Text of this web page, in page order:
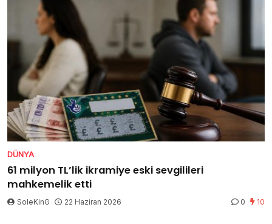
DÜNYA
61 milyon TL’lik ikramiye eski sevgilileri
mahkemelik etti
SoleKinG 22 Haziran 2026 0 10